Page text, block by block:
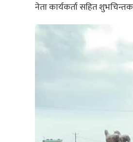
नेता कार्यकर्ता सहित